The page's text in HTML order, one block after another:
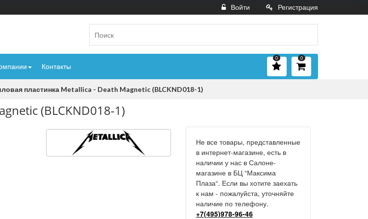
Войти Регистрация
Контакты
0
0
пластинка Metallica - Death Magnetic (BLCKND018-1)
(BLCKND018-1)
Не все товары, представленные
в интернет-магазине, есть в
наличии у нас в Салоне-
магазине в БЦ “Максима
Плаза“. Если вы хотите заехать
к нам - пожалуйста, уточняйте
наличие по телефону.
+7(495)978-96-46